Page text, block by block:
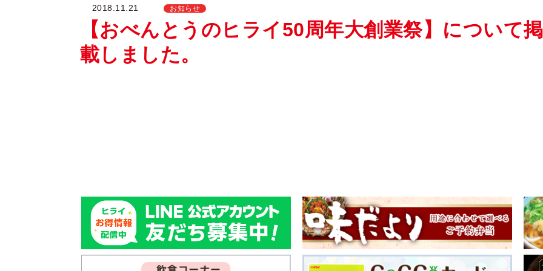
2018.11.21 お知らせ
【おべんとうのヒライ50周年大創業祭】について掲
載しました。